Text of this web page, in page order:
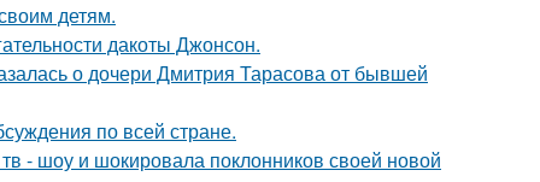
детям.
дакоты Джонсон.
о дочери Дмитрия Тарасова от бывшей
по всей стране.
- шоу и шокировала поклонников своей новой